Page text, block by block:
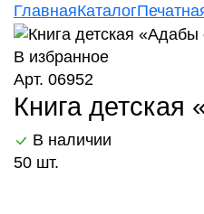
ГлавнаяКаталог
В избранное
Арт. 06952
Книга детская
В наличии
50 шт.